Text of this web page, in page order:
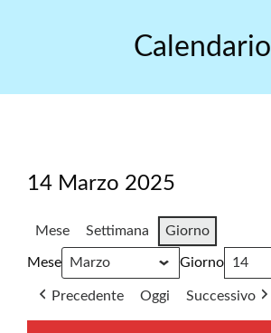
Calendario
14 Marzo 2025
Mese Settimana Giorno
Mese Giorno
Precedente Oggi Successivo